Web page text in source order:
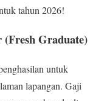
tahun 2026!
Graduate)
untuk
lapangan. Gaji